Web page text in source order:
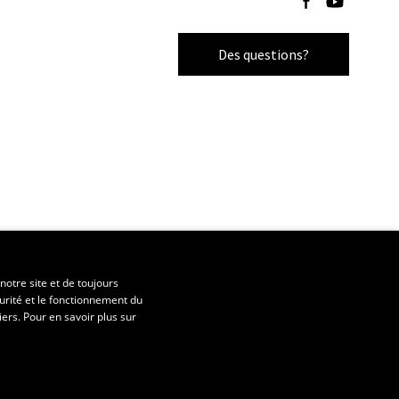
Des questions?
site et de toujours
et le fonctionnement du
Pour en savoir plus sur